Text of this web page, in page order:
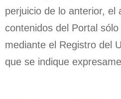
perjuicio de lo anterior, el
contenidos del Portal
mediante el Registro del
que se indique